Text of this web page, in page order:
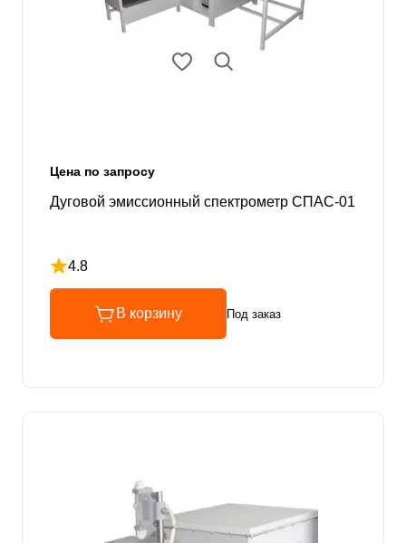
Цена по запросу
Дуговой эмиссионный спектрометр СПАС-01
4.8
Рейтинг 4.8 из 5
В корзину Под заказ